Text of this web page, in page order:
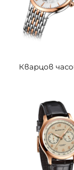
Кварцов